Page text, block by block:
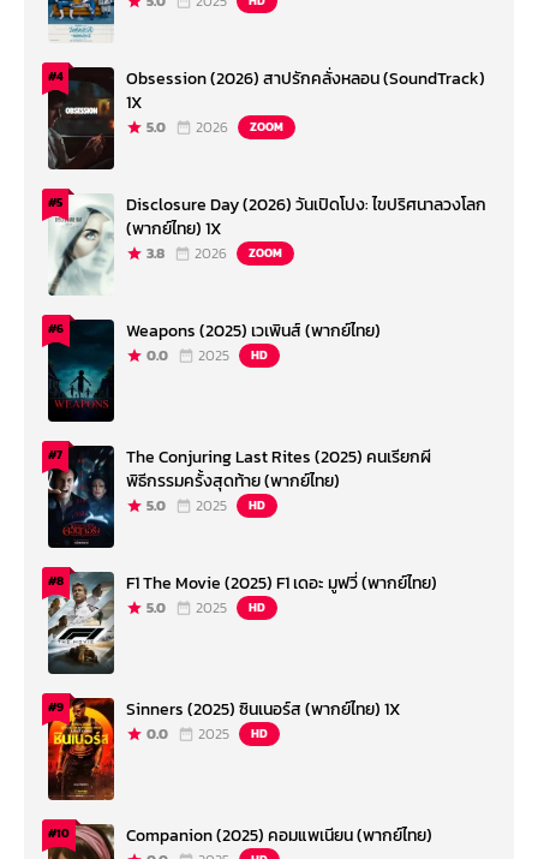
#4
Obsession (2026) สาปรักคลั่งหลอน (SoundTrack)
1X
5.0 2026 ZOOM
#5
Disclosure Day (2026) วันเปิดโปง: ไขปริศนาลวงโลก
(พากย์ไทย) 1X
3.8 2026 ZOOM
#6 Weapons (2025) เวเพินส์ (พากย์ไทย)
0.0 2025 HD
#7
The Conjuring Last Rites (2025) คนเรียกผี
พิธีกรรมครั้งสุดท้าย (พากย์ไทย)
5.0 2025 HD
#8 F1 The Movie (2025) F1 เดอะ มูฟวี่ (พากย์ไทย)
5.0 2025 HD
#9 Sinners (2025) ซินเนอร์ส (พากย์ไทย) 1X
0.0 2025 HD
#10 Companion (2025) คอมแพเนียน (พากย์ไทย)